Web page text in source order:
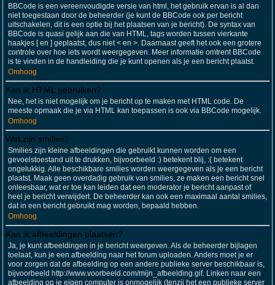
BBCode is een vereenvoudigde versie van html, het gebruik ervan is al dan
niet toegestaan door de beheerder (je kunt de BBCode ook per bericht
uitschakelen, dit is een optie bij het plaatsen van je bericht). De syntax van
BBCode is quasi gelijk aan die van HTML, tags worden tussen vierkante
haakjes [ en ] geplaatst, dus niet < en >. Daarnaast geeft het ook een grotere
controle over hoe iets wordt weergegeven. Meer informatie omtrent BBCode
is te vinden in de handleiding die je kunt openen als je een bericht plaatst.
Omhoog
Kan ik HTML gebruiken?
Nee, het is niet mogelijk om je bericht op te maken met HTML code. De
meeste opmaak die je via HTML kan toepassen is ook via BBCode mogelijk.
Omhoog
Wat zijn smilies?
Smilies zijn kleine afbeeldingen die gebruikt kunnen worden om een
gevoelstoestand uit te drukken, bijvoorbeeld :) betekent blij, :( betekent
ongelukkig. Alle beschikbare smilies worden weergegeven als je een bericht
plaatst. Maak geen overdadig gebruik van smilies, ze maken een bericht snel
onleesbaar, wat er toe kan leiden dat een moderator je bericht aanpast of
heel je bericht verwijdert. De beheerder kan ook een maximaal aantal smilies,
dat in een bericht gebruikt mag worden, bepaald hebben.
Omhoog
Kan ik afbeeldingen plaatsen?
Ja, je kunt afbeeldingen in je bericht weergeven. Als de beheerder bijlagen
toelaat, kun je een afbeelding naar het forum uploaden. Anders moet je er
voor zorgen dat de afbeelding op een andere publieke server beschikbaar is,
bijvoorbeeld http://www.voorbeeld.com/mijn_afbeelding.gif. Linken naar een
afbeelding op je eigen computer is onmogelijk (tenzij het een publieke server